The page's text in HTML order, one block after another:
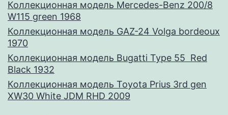
Коллекционная модель Mercedes-Benz 200/8
W115 green 1968
Коллекционная модель GAZ-24 Volga bordeoux
1970
Коллекционная модель Bugatti Type 55 Red
Black 1932
Коллекционная модель Toyota Prius 3rd gen
XW30 White JDM RHD 2009